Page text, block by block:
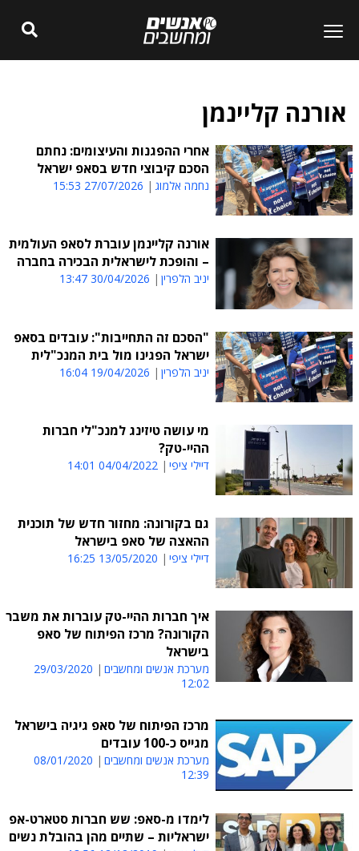
אורנה קליינמן
אחרי ההפגנות והעיצומים: נחתם
הסכם קיבוצי חדש בסאפ ישראל
נחמה אלמוג 27/07/2026 15:53
אורנה קליינמן עוברת לסאפ העולמית
– והופכת לישראלית הבכירה בחברה
יניב הלפרין 30/04/2026 13:47
"הסכם זה התחייבות": עובדים בסאפ
ישראל הפגינו מול בית המנכ"לית
יניב הלפרין 19/04/2026 16:04
מי עושה טיזינג למנכ"לי חברות
ההיי-טק?
דיילי ציפי 04/04/2022 14:01
גם בקורונה: מחזור חדש של תוכנית
ההאצה של סאפ בישראל
דיילי ציפי 13/05/2020 16:25
איך חברות ההיי-טק עוברות את משבר
הקורונה? מרכז הפיתוח של סאפ
בישראל
מערכת אנשים ומחשבים
29/03/2020
12:02
מרכז הפיתוח של סאפ גיגיה בישראל
מגייס כ-100 עובדים
מערכת אנשים ומחשבים
08/01/2020
12:39
לימדו מ-סאפ: שש חברות סטארט-אפ
ישראליות – שתיים מהן בהובלת נשים